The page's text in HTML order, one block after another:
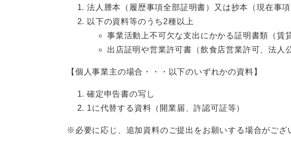
法人謄本（履歴事項全部証明書）又は抄本（現在事項
以下の資料等のうち2種以上
事業活動上不可欠な支出にかかる証明書類（賃
出店証明や営業許可書（飲食店営業許可、法人
【個人事業主の場合・・・以下のいずれかの資料】
確定申告書の写し
1に代替する資料（開業届、許認可証等）
※必要に応じ、追加資料のご提出をお願いする場合がござ